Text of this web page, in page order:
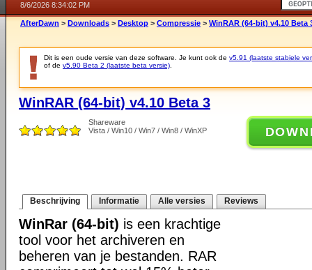
8/6/2026 8:34:02 PM
AfterDawn > Downloads > Desktop > Compressie > WinRAR (64-bit) v4.10 Beta
Dit is een oude versie van deze software. Je kunt ook de v5.91 (laatste stabiele
of de v5.90 Beta 2 (laatste beta versie)
WinRAR (64-bit) v4.10 Beta 3
Shareware
Vista / Win10 / Win7 / Win8 / WinXP
Beschrijving Informatie Alle versies Reviews
WinRar (64-bit) is een krachtige
tool voor het archiveren en
beheren van je bestanden. RAR